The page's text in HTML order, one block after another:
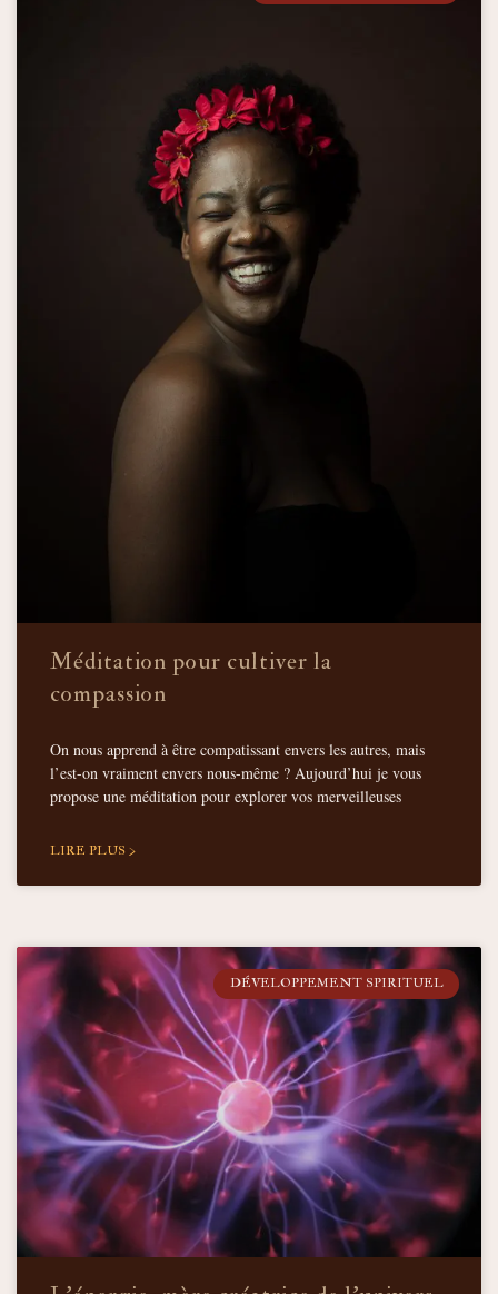
Méditation pour cultiver la
compassion
On nous apprend à être compatissant envers les autres, mais
l’est-on vraiment envers nous-même ? Aujourd’hui je vous
propose une méditation pour explorer vos merveilleuses
LIRE PLUS >
DÉVELOPPEMENT SPIRITUEL